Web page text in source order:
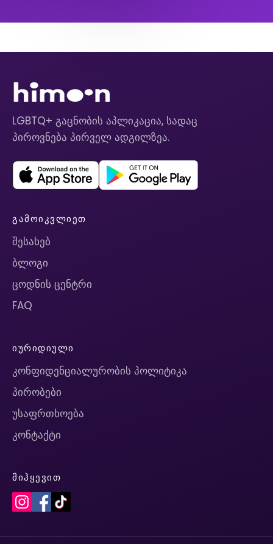
LGBTQ+ გაცნობის აპლიკაცია, სადაც
პიროვნება პირველ ადგილზეა.
ᲒᲐᲛᲝᲘᲙᲕᲚᲘᲔᲗ
შესახებ
ბლოგი
ცოდნის ცენტრი
FAQ
ᲘᲣᲠᲘᲓᲘᲣᲚᲘ
კონფიდენციალურობის პოლიტიკა
პირობები
უსაფრთხოება
კონტაქტი
ᲛᲘᲰᲧᲔᲕᲘᲗ